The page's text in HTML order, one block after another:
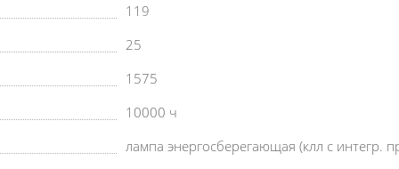
119
25
1575
10000 ч
лампа энергосберегающая (клл с интегр.